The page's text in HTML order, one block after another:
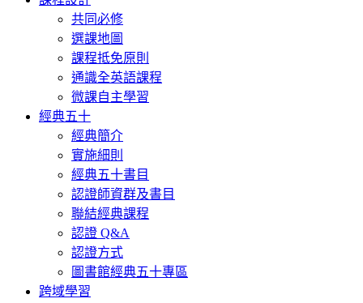
共同必修
選課地圖
課程抵免原則
通識全英語課程
微課自主學習
經典五十
經典簡介
實施細則
經典五十書目
認證師資群及書目
聯結經典課程
認證 Q&A
認證方式
圖書館經典五十專區
跨域學習